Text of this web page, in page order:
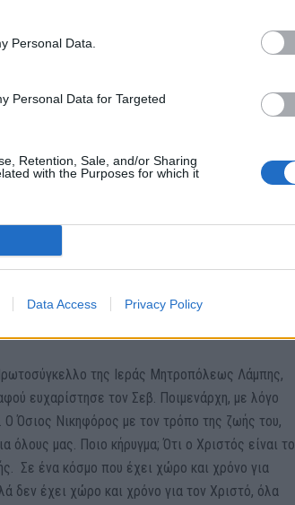
Personal Data.
Personal Data for Targeted
Retention, Sale, and/or Sharing
with the Purposes for which it
Data Access Privacy Policy
της Ιεράς Μητροπόλεως Λάμπης,
ευχαρίστησε τον Σεβ. Ποιμενάρχη, με λόγο
Όσιος Νικηφόρος με τον τρόπο της ζωής του,
όλους μας. Ποιο κήρυγμα; Ότι ο Χριστός είναι το
Σε ένα κόσμο που έχει χώρο και χρόνο για
δεν έχει χώρο και χρόνο για τον Χριστό, όλα